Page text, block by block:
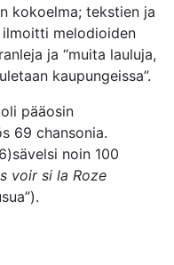
kokoelma; tekstien ja
ilmoitti melodioiden
ja “muita lauluja,
kaupungeissa”.
pääosin
69 chansonia.
noin 100
voir si la Roze